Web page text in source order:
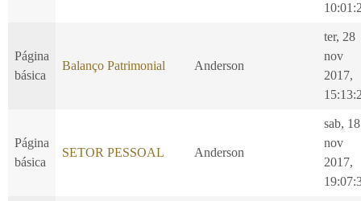
Página
básica
Balanço Patrimonial Anderson
ter, 28
nov
2017,
Página
básica
SETOR PESSOAL Anderson
sab, 18
nov
2017,